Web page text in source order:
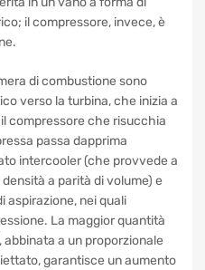
e sono collegati tra
in un vano a forma
di combustione sono
verso la turbina, che
il compressore che
compressa passa
chiamato intercooler
la densità a
nei condotti di
un aumento della